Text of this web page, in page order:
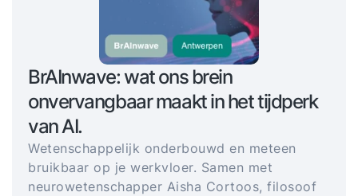
BrAInwave: wat ons brein
onvervangbaar maakt in het tijdperk
van AI.
Wetenschappelijk onderbouwd en meteen
bruikbaar op je werkvloer. Samen met
neurowetenschapper Aisha Cortoos, filosoof